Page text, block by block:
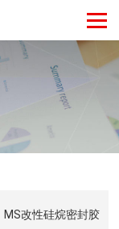
MS改性硅烷密封胶